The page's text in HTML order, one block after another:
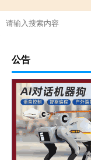
公告